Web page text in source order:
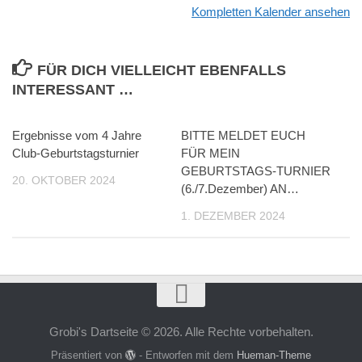
Kompletten Kalender ansehen
FÜR DICH VIELLEICHT EBENFALLS
INTERESSANT …
Ergebnisse vom 4 Jahre
Club-Geburtstagsturnier
20. OKTOBER 2024
BITTE MELDET EUCH
FÜR MEIN
GEBURTSTAGS-TURNIER
(6./7.Dezember) AN…
1. DEZEMBER 2024
Grobi's Dartseite © 2026. Alle Rechte vorbehalten.
Präsentiert von - Entworfen mit dem Hueman-Theme